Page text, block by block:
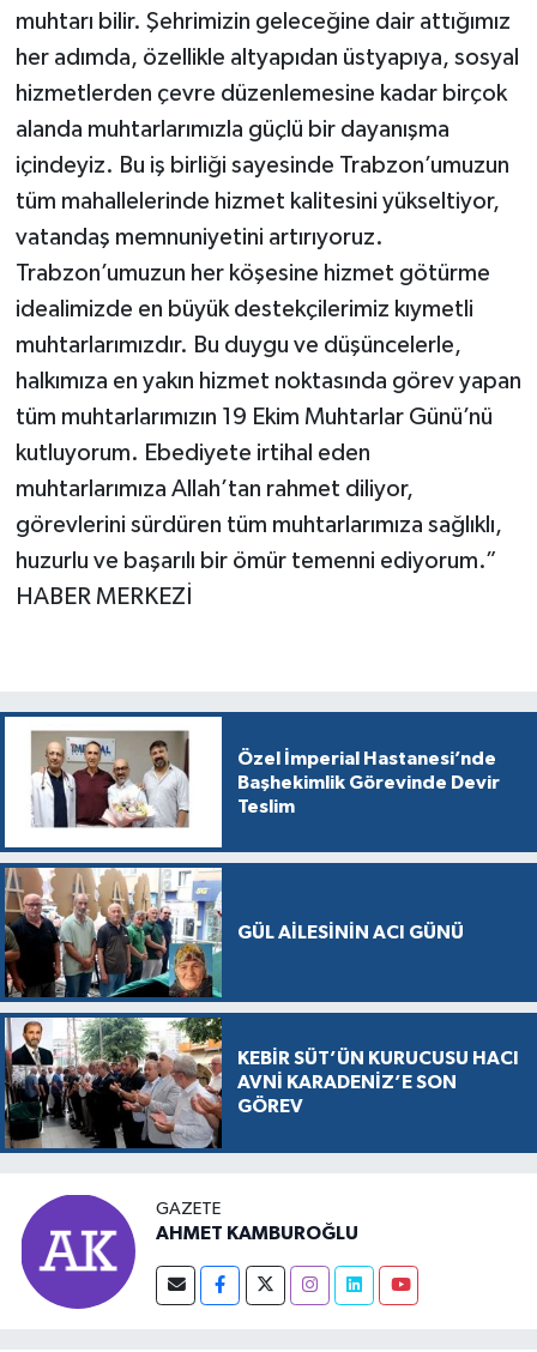
muhtarı bilir. Şehrimizin geleceğine dair attığımız
her adımda, özellikle altyapıdan üstyapıya, sosyal
hizmetlerden çevre düzenlemesine kadar birçok
alanda muhtarlarımızla güçlü bir dayanışma
içindeyiz. Bu iş birliği sayesinde Trabzon’umuzun
tüm mahallelerinde hizmet kalitesini yükseltiyor,
vatandaş memnuniyetini artırıyoruz.
Trabzon’umuzun her köşesine hizmet götürme
idealimizde en büyük destekçilerimiz kıymetli
muhtarlarımızdır. Bu duygu ve düşüncelerle,
halkımıza en yakın hizmet noktasında görev yapan
tüm muhtarlarımızın 19 Ekim Muhtarlar Günü’nü
kutluyorum. Ebediyete irtihal eden
muhtarlarımıza Allah’tan rahmet diliyor,
görevlerini sürdüren tüm muhtarlarımıza sağlıklı,
huzurlu ve başarılı bir ömür temenni ediyorum.”
HABER MERKEZİ
Özel İmperial Hastanesi’nde
Başhekimlik Görevinde Devir
Teslim
GÜL AİLESİNİN ACI GÜNÜ
KEBİR SÜT’ÜN KURUCUSU HACI
AVNİ KARADENİZ’E SON
GÖREV
GAZETE
AHMET KAMBUROĞLU